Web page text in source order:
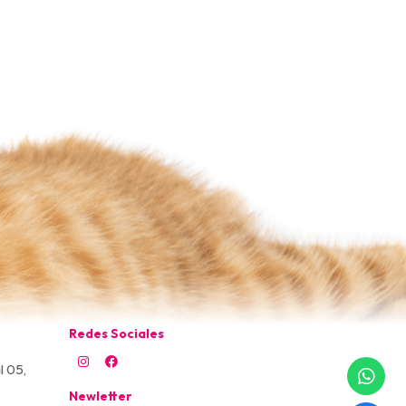
05,
Redes Sociales
Newletter